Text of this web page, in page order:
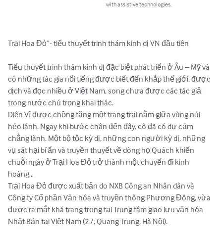
with assistive technologies.
Trại Hoa Đỏ”- tiểu thuyết trinh thám kinh dị VN đầu tiên
Tiểu thuyết trinh thám kinh dị đặc biệt phát triển ở Âu – Mỹ và
có những tác gia nổi tiếng được biết đến khắp thế giới, được
dịch và đọc nhiều ở Việt Nam, song chưa được các tác giả
trong nước chú trọng khai thác.
Diên Vĩ được chồng tặng một trang trại nằm giữa vùng núi
hẻo lánh. Ngay khi bước chân đến đây, cô đã có dự cảm
chẳng lành. Một bộ tộc kỳ dị, những con người kỳ dị, những
vụ sát hại bí ẩn và truyền thuyết về dòng họ Quách khiến
chuỗi ngày ở Trại Hoa Đỏ trở thành một chuyến đi kinh
hoàng…
Trại Hoa Đỏ được xuất bản do NXB Công an Nhân dân và
Công ty Cổ phần Văn hóa và truyền thông Phương Đông, vừa
được ra mắt khá trang trọng tại Trung tâm giao lưu văn hóa
Nhật Bản tại Việt Nam (27, Quang Trung, Hà Nội).